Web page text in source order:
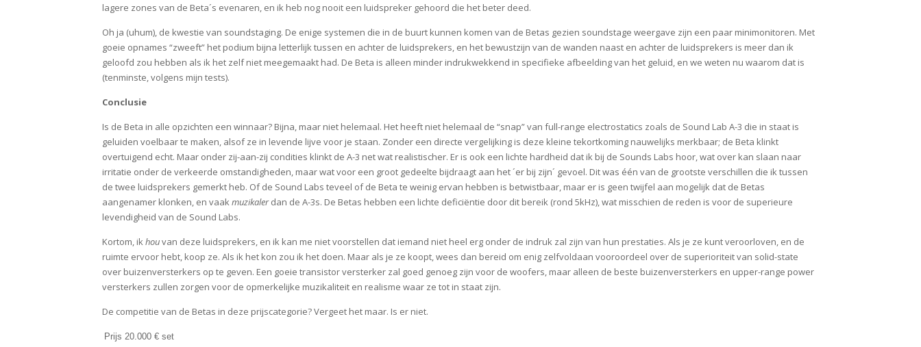
lagere zones van de Beta´s evenaren, en ik heb nog nooit een luidspreker gehoord die het beter deed.
Oh ja (uhum), de kwestie van soundstaging. De enige systemen die in de buurt kunnen komen van de Betas gezien soundstage weergave zijn een paar minimonitoren. Met
goeie opnames “zweeft” het podium bijna letterlijk tussen en achter de luidsprekers, en het bewustzijn van de wanden naast en achter de luidsprekers is meer dan ik
geloofd zou hebben als ik het zelf niet meegemaakt had. De Beta is alleen minder indrukwekkend in specifieke afbeelding van het geluid, en we weten nu waarom dat is
(tenminste, volgens mijn tests).
Conclusie
Is de Beta in alle opzichten een winnaar? Bijna, maar niet helemaal. Het heeft niet helemaal de “snap” van full-range electrostatics zoals de Sound Lab A-3 die in staat is
geluiden voelbaar te maken, alsof ze in levende lijve voor je staan. Zonder een directe vergelijking is deze kleine tekortkoming nauwelijks merkbaar; de Beta klinkt
overtuigend echt. Maar onder zij-aan-zij condities klinkt de A-3 net wat realistischer. Er is ook een lichte hardheid dat ik bij de Sounds Labs hoor, wat over kan slaan naar
irritatie onder de verkeerde omstandigheden, maar wat voor een groot gedeelte bijdraagt aan het ´er bij zijn´ gevoel. Dit was één van de grootste verschillen die ik tussen
de twee luidsprekers gemerkt heb. Of de Sound Labs teveel of de Beta te weinig ervan hebben is betwistbaar, maar er is geen twijfel aan mogelijk dat de Betas
aangenamer klonken, en vaakmuzikalerdan de A-3s. De Betas hebben een lichte deficiëntie door dit bereik (rond 5kHz), wat misschien de reden is voor de superieure
levendigheid van de Sound Labs.
Kortom, ikhouvan deze luidsprekers, en ik kan me niet voorstellen dat iemand niet heel erg onder de indruk zal zijn van hun prestaties. Als je ze kunt veroorloven, en de
ruimte ervoor hebt, koop ze. Als ik het kon zou ik het doen. Maar als je ze koopt, wees dan bereid om enig zelfvoldaan vooroordeel over de superioriteit van solid-state
over buizenversterkers op te geven. Een goeie transistor versterker zal goed genoeg zijn voor de woofers, maar alleen de beste buizenversterkers en upper-range power
versterkers zullen zorgen voor de opmerkelijke muzikaliteit en realisme waar ze tot in staat zijn.
De competitie van de Betas in deze prijscategorie? Vergeet het maar. Is er niet.
Prijs 20.000€set